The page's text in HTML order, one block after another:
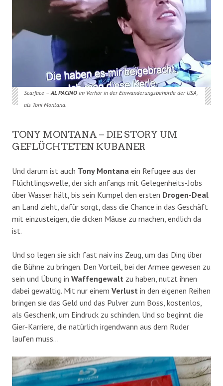
Scarface – AL PACINOim Verhör in der Einwanderungsbehörde der USA,
als Toni Montana.
TONY MONTANA – DIE STORY UM
GEFLÜCHTETEN KUBANER
Und darum ist auch Tony Montana ein Refugee aus der
Flüchtlingswelle, der sich anfangs mit Gelegenheits-Jobs
über Wasser hält, bis sein Kumpel den ersten Drogen-Deal
an Land zieht, dafür sorgt, dass die Chance in das Geschäft
mit einzusteigen, die dicken Mäuse zu machen, endlich da
ist.
Und so legen sie sich fast naiv ins Zeug, um das Ding über
die Bühne zu bringen. Den Vorteil, bei der Armee gewesen zu
sein und Übung in Waffengewalt zu haben, nutzt ihnen
dabei gewaltig. Mit nur einem Verlust in den eigenen Reihen
bringen sie das Geld und das Pulver zum Boss, kostenlos,
als Geschenk, um Eindruck zu schinden. Und so beginnt die
Gier-Karriere, die natürlich irgendwann aus dem Ruder
laufen muss…